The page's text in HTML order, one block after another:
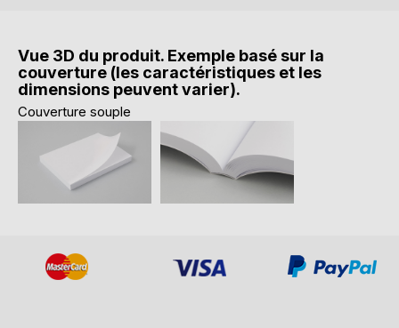
Vue 3D du produit. Exemple basé sur la
couverture (les caractéristiques et les
dimensions peuvent varier).
Couverture souple